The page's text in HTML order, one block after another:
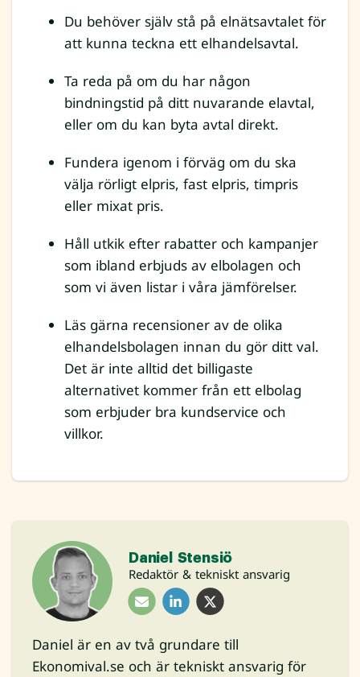
Du behöver själv stå på elnätsavtalet för
att kunna teckna ett elhandelsavtal.
Ta reda på om du har någon
bindningstid på ditt nuvarande elavtal,
eller om du kan byta avtal direkt.
Fundera igenom i förväg om du ska
välja rörligt elpris, fast elpris, timpris
eller mixat pris.
Håll utkik efter rabatter och kampanjer
som ibland erbjuds av elbolagen och
som vi även listar i våra jämförelser.
Läs gärna recensioner av de olika
elhandelsbolagen innan du gör ditt val.
Det är inte alltid det billigaste
alternativet kommer från ett elbolag
som erbjuder bra kundservice och
villkor.
Daniel Stensiö
Redaktör & tekniskt ansvarig
Daniel är en av två grundare till
Ekonomival.se och är tekniskt ansvarig för